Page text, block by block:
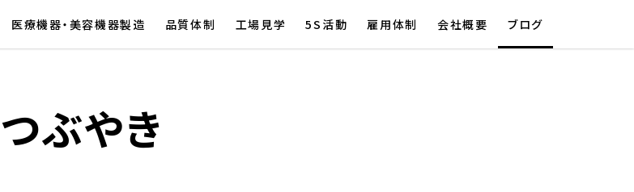
医療機器・美容機器製造 品質体制 工場見学 5S活動 雇用体制 会社概要 ブログ
ぶやき